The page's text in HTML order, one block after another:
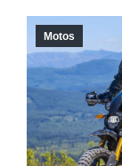
Motos